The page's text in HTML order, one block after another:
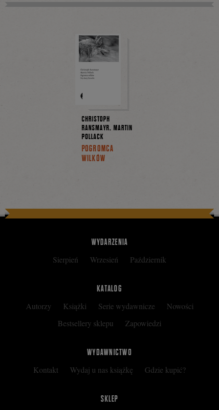
CHRISTOPH
RANSMAYR, MARTIN
POLLACK
POGROMCA
WILKÓW
WYDARZENIA
Sierpień Wrzesień Październik
KATALOG
Autorzy Książki Serie wydawnicze
Nowości
Bestsellery sklepu
Zapowiedzi
WYDAWNICTWO
Kontakt Wydaj u nas książkę Gdzie kupić?
SKLEP